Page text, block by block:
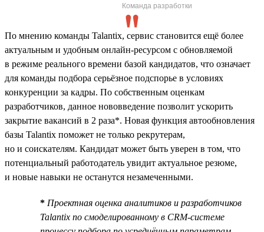
Команда разработки
По мнению команды Talantix, сервис становится ещё более
актуальным и удобным онлайн-ресурсом с обновляемой
в режиме реального времени базой кандидатов, что означает
для команды подбора серьёзное подспорье в условиях
конкуренции за кадры. По собственным оценкам
разработчиков, данное нововведение позволит ускорить
закрытие вакансий в 2 раза*. Новая функция автообновления
базы Talantix поможет не только рекрутерам,
но и соискателям. Кандидат может быть уверен в том, что
потенциальный работодатель увидит актуальное резюме,
и новые навыки не останутся незамеченными.
* Проектная оценка аналитиков и разработчиков
Talantix по смоделированному в CRM-системе